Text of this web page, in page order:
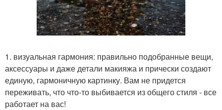
1. визуальная гармония: правильно подобранные вещи,
аксессуары и даже детали макияжа и прически создают
единую, гармоничную картинку. Вам не придется
переживать, что что-то выбивается из общего стиля - все
работает на вас!